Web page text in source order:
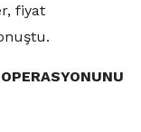
fiyat